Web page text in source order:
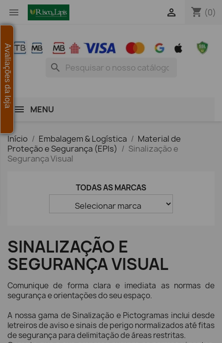
 shopping_cart (0)

search
MENU
Início Embalagem & Logística
Material de
Proteção e Segurança (EPIs)
Sinalização e
Segurança Visual
TODAS AS MARCAS
SINALIZAÇÃO E
SEGURANÇA VISUAL
Comunique de forma clara e imediata as normas de
segurança e orientações do seu espaço.
A nossa gama de Sinalização e Pictogramas inclui desde
letreiros de aviso e sinais de perigo normalizados até fitas
de segurança para delimitação de áreas restritas.
Avaliações da loja